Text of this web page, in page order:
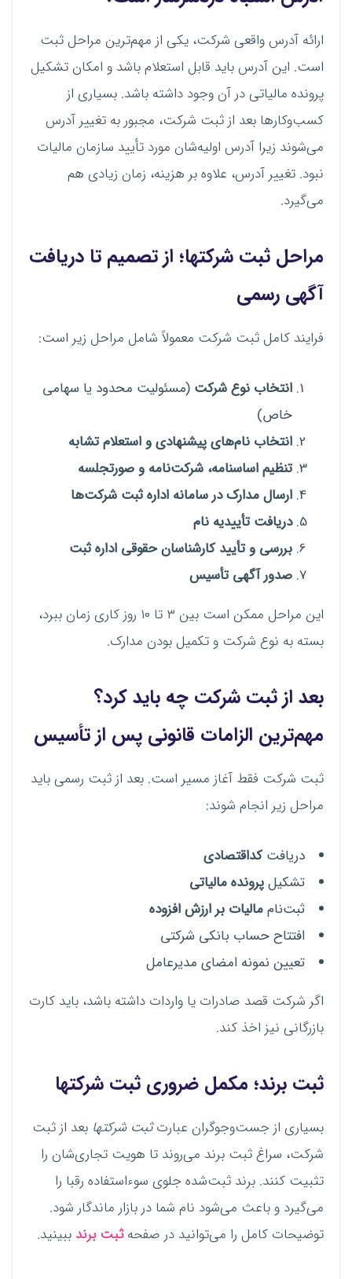
ارائه آدرس واقعی شرکت، یکی از مهم‌ترین مراحل ثبت
است. این آدرس باید قابل استعلام باشد و امکان تشکیل
پرونده مالیاتی در آن وجود داشته باشد. بسیاری از
کسب‌وکارها بعد از ثبت شرکت، مجبور به تغییر آدرس
می‌شوند زیرا آدرس اولیه‌شان مورد تأیید سازمان مالیات
نبود. تغییر آدرس، علاوه بر هزینه، زمان زیادی هم
می‌گیرد.
مراحل ثبت شرکتها؛ از تصمیم تا دریافت
آگهی رسمی
فرایند کامل ثبت شرکت معمولاً شامل مراحل زیر است:
انتخاب نوع شرکت (مسئولیت محدود یا سهامی
خاص)
انتخاب نام‌های پیشنهادی و استعلام تشابه
تنظیم اساسنامه، شرکت‌نامه و صورتجلسه
ارسال مدارک در سامانه اداره ثبت شرکت‌ها
دریافت تأییدیه نام
بررسی و تأیید کارشناسان حقوقی اداره ثبت
صدور آگهی تأسیس
این مراحل ممکن است بین ۳ تا ۱۰ روز کاری زمان ببرد،
بسته به نوع شرکت و تکمیل بودن مدارک.
بعد از ثبت شرکت چه باید کرد؟
مهم‌ترین الزامات قانونی پس از تأسیس
ثبت شرکت فقط آغاز مسیر است. بعد از ثبت رسمی باید
مراحل زیر انجام شوند:
دریافتکداقتصادی
تشکیلپرونده مالیاتی
ثبت‌ناممالیات بر ارزش افزوده
افتتاح حساب بانکی شرکتی
تعیین نمونه امضای مدیرعامل
اگر شرکت قصد صادرات یا واردات داشته باشد، باید کارت
بازرگانی نیز اخذ کند.
ثبت برند؛ مکمل ضروری ثبت شرکتها
بسیاری از جست‌وجوگران عبارتثبت شرکتها بعد از ثبت
شرکت، سراغ ثبت برند می‌روند تا هویت تجاری‌شان را
تثبیت کنند. برند ثبت‌شده جلوی سوءاستفاده رقبا را
می‌گیرد و باعث می‌شود نام شما در بازار ماندگار شود.
توضیحات کامل را می‌توانید در صفحهثبت برند ببینید.